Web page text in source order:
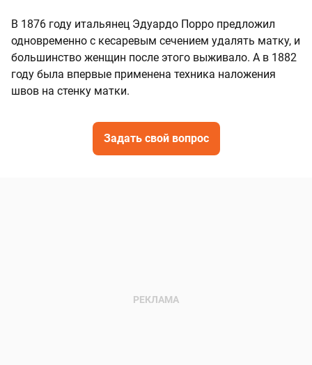
В 1876 году итальянец Эдуардо Порро предложил
одновременно с кесаревым сечением удалять матку, и
большинство женщин после этого выживало. А в 1882
году была впервые применена техника наложения
швов на стенку матки.
Задать свой вопрос